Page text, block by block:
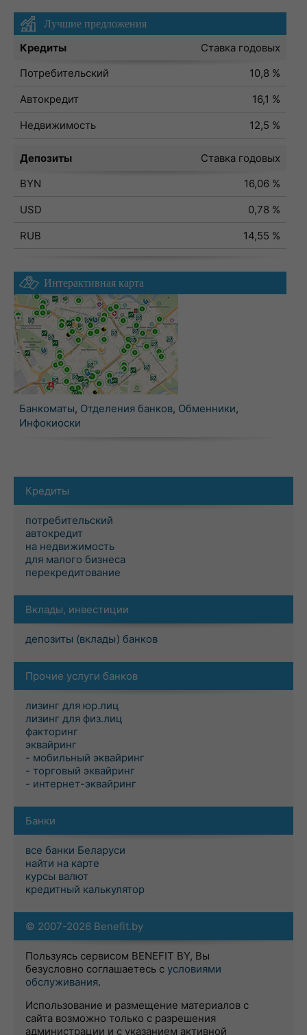
Лучшие предложения
Кредиты
Ставка годовых
Потребительский
10,8 %
Автокредит
16,1 %
Недвижимость
12,5 %
Депозиты
Ставка годовых
BYN
16,06 %
USD
0,78 %
RUB
14,55 %
Интерактивная карта
Банкоматы, Отделения банков, Обменники,
Инфокиоски
Кредиты
потребительский
автокредит
на недвижимость
для малого бизнеса
перекредитование
Вклады, инвестиции
депозиты (вклады) банков
Прочие услуги банков
лизинг для юр.лиц
лизинг для физ.лиц
факторинг
эквайринг
- мобильный эквайринг
- торговый эквайринг
- интернет-эквайринг
Банки
все банки Беларуси
найти на карте
курсы валют
кредитный калькулятор
© 2007-2026 Benefit.by
Пользуясь сервисом BENEFIT BY, Вы
безусловно соглашаетесь с условиями
обслуживания.
Использование и размещение материалов с
сайта возможно только с разрешения
администрации и с указанием активной